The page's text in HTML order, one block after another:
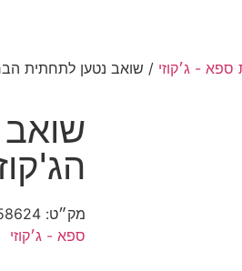
ספא - ג׳קוזי / שואב נטען לתחתית הבריכה או
הג'קוזי
מק״ט:
ספא - ג׳קוזי